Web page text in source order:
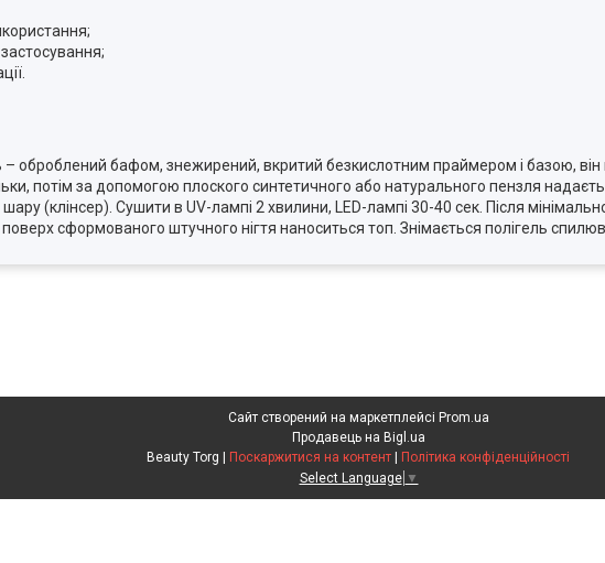
– оброблений бафом, знежирений, вкритий безкислотним праймером і базою, він
потім за допомогою плоского синтетичного або натурального пензля
(клінсер). Сушити в UV-лампі 2 хвилини, LED-лампі 30-40 сек. Після
сформованого штучного нігтя наноситься топ. Знімається полігель
Сайт створений на маркетплейсі Prom.ua
Продавець на Bigl.ua
Поскаржитися на контент
Політика конфіденційності
Select Language ▼